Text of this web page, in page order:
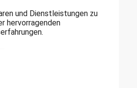
und Dienstleistungen zu
hervorragenden